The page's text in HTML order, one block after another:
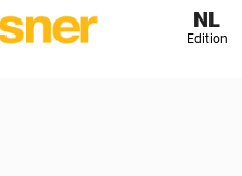
NL
Edition